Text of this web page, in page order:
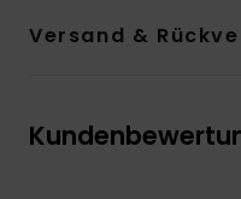
Versand &